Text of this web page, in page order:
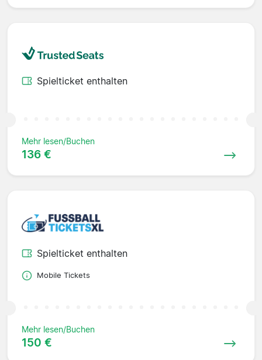
Spielticket enthalten
Mehr lesen/Buchen
136 €
Spielticket enthalten
Mobile Tickets
Mehr lesen/Buchen
150 €